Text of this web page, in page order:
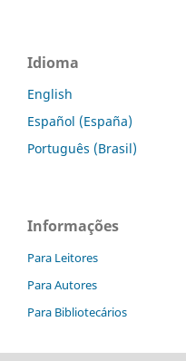
Idioma
English
Español (España)
Português (Brasil)
Informações
Para Leitores
Para Autores
Para Bibliotecários